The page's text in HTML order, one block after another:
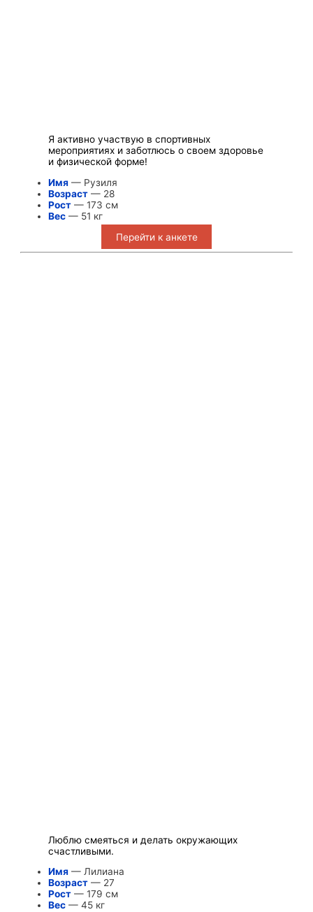
Я активно участвую в спортивных
мероприятиях и заботлюсь о своем здоровье
и физической форме!
Имя — Рузиля
Возраст — 28
Рост — 173 см
Вес — 51 кг
Перейти к анкете
Люблю смеяться и делать окружающих
счастливыми.
Имя — Лилиана
Возраст — 27
Рост — 179 см
Вес — 45 кг